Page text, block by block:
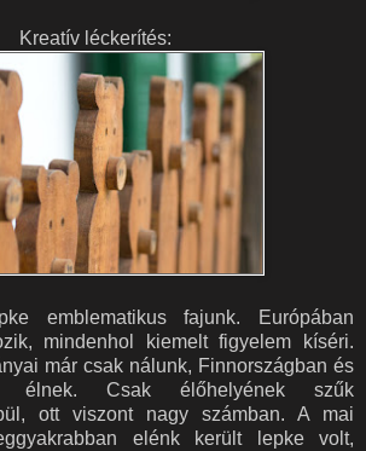
Kreatív léckerítés:
emblematikus fajunk. Európában
mindenhol kiemelt figyelem kíséri.
már csak nálunk, Finnországban és
élnek. Csak élőhelyének szűk
ott viszont nagy számban. A mai
elénk került lepke volt,